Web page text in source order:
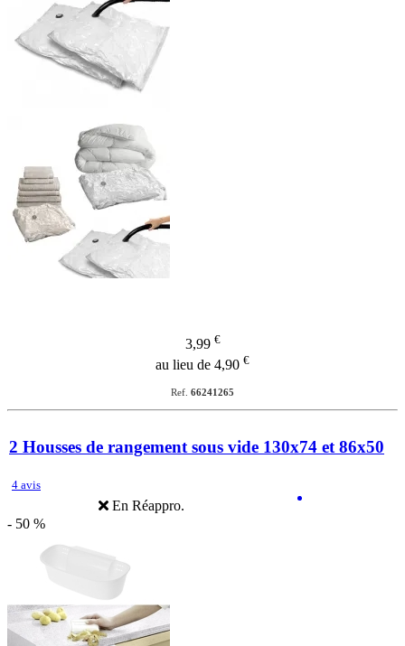
3,99 €
au lieu de 4,90 €
Ref. 66241265
2 Housses de rangement sous vide 130x74 et 86x50
4 avis
En Réappro.
- 50 %